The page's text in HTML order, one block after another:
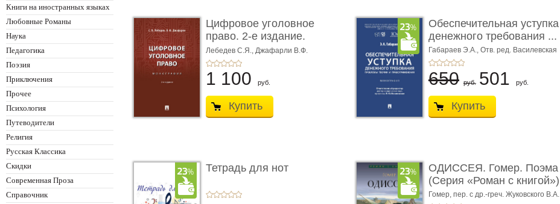
Книги на иностранных языках
Любовные Романы
Наука
Педагогика
Поэзия
Приключения
Прочее
Психология
Путеводители
Религия
Русская Классика
Скидки
Современная Проза
Справочник
Цифровое уголовное
право. 2-е издание.
Монограф ...
Лебедев С.Я., Джафарли В.Ф.
1 100 руб.
Купить
Обеспечительная уступка
денежного требования ...
Габараев Э.А., Отв. ред. Василевская
Л.Ю.,вступ. сл. Каретина М.Г.
650 руб. 501 руб.
Купить
Тетрадь для нот
ОДИССЕЯ. Гомер. Поэма
(Серия «Роман с книгой»)
Гомер, пер. с др.-греч. Жуковского В.А.